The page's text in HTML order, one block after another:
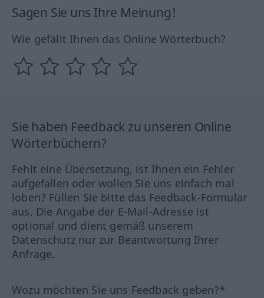
Sagen Sie uns Ihre Meinung!
Wie gefällt Ihnen das Online Wörterbuch?
Sie haben Feedback zu unseren Online
Wörterbüchern?
Fehlt eine Übersetzung, ist Ihnen ein Fehler
aufgefallen oder wollen Sie uns einfach mal
loben? Füllen Sie bitte das Feedback-Formular
aus. Die Angabe der E-Mail-Adresse ist
optional und dient gemäß unserem
Datenschutz nur zur Beantwortung Ihrer
Anfrage.
Wozu möchten Sie uns Feedback geben?*